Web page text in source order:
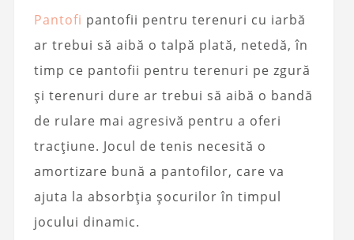
Pantofi pantofii pentru terenuri cu iarbă
ar trebui să aibă o talpă plată, netedă, în
timp ce pantofii pentru terenuri pe zgură
și terenuri dure ar trebui să aibă o bandă
de rulare mai agresivă pentru a oferi
tracțiune. Jocul de tenis necesită o
amortizare bună a pantofilor, care va
ajuta la absorbția șocurilor în timpul
jocului dinamic.